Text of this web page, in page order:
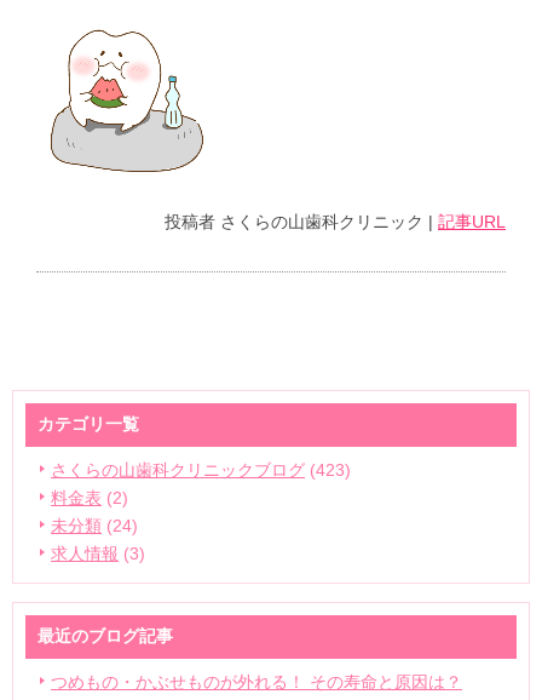
投稿者 さくらの山歯科クリニック 記事URL
カテゴリ一覧
さくらの山歯科クリニックブログ (423)
料金表 (2)
未分類 (24)
求人情報 (3)
最近のブログ記事
つめもの・かぶせものが外れる！ その寿命と原因は？